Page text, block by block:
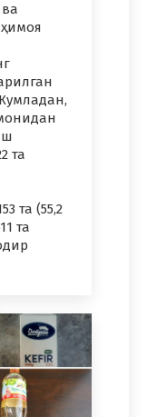
ҳимоя
та
та (55,2
та